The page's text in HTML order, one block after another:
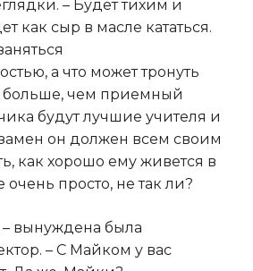
– Будет тихим и
как сыр в масле кататься.
а что может тронуть
чем приемный
будут лучшие учителя и
он должен всем своим
как хорошо ему живется в
просто, не так ли?
вынуждена была
– С Майком у вас